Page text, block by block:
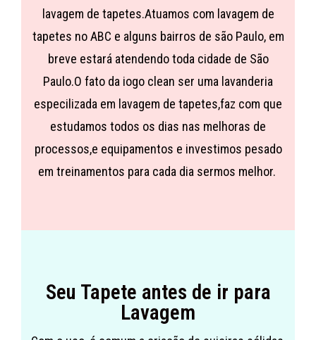
lavagem de tapetes.Atuamos com lavagem de
tapetes no ABC e alguns bairros de são Paulo, em
breve estará atendendo toda cidade de São
Paulo.O fato da iogo clean ser uma lavanderia
especilizada em lavagem de tapetes,faz com que
estudamos todos os dias nas melhoras de
processos,e equipamentos e investimos pesado
em treinamentos para cada dia sermos melhor.
Seu Tapete antes de ir para
Lavagem